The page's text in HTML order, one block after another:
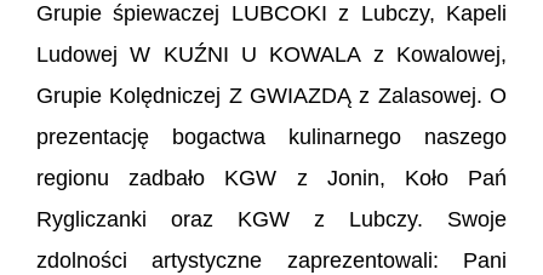
Grupie śpiewaczej LUBCOKI z Lubczy, Kapeli
Ludowej W KUŹNI U KOWALA z Kowalowej,
Grupie Kolędniczej Z GWIAZDĄ z Zalasowej. O
prezentację bogactwa kulinarnego naszego
regionu zadbało KGW z Jonin, Koło Pań
Rygliczanki oraz KGW z Lubczy. Swoje
zdolności artystyczne zaprezentowali: Pani